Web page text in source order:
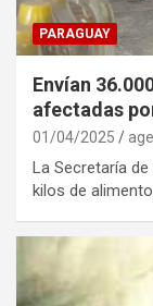
PARAGUAY
Envían
afectadas
01/04/2025
La Secretaría de
kilos de